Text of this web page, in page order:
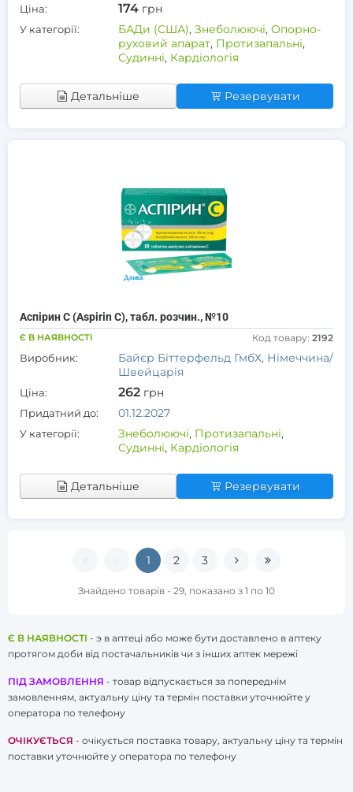
Ціна: 174 грн
У категорії: БАДи (США), Знеболюючі, Опорно-
руховий апарат, Протизапальні,
Судинні, Кардіологія
Детальніше Резервувати
Аспірин С (Aspirin C), табл. розчин., №10
Є В НАЯВНОСТІ Код товару: 2192
Виробник:
Байєр Біттерфельд ГмбХ, Німеччина/
Швейцарія
Ціна: 262 грн
Придатний до: 01.12.2027
У категорії: Знеболюючі, Протизапальні,
Судинні, Кардіологія
Детальніше Резервувати
1 2 3
Знайдено товарів - 29, показано з 1 по 10
Є В НАЯВНОСТІ - э в аптеці або може бути доставлено в аптеку
протягом доби від постачальників чи з інших аптек мережі
ПІД ЗАМОВЛЕННЯ - товар відпускається за попереднім
замовленням, актуальну ціну та термін поставки уточнюйте у
оператора по телефону
ОЧІКУЄТЬСЯ - очікується поставка товару, актуальну ціну та термін
поставки уточнюйте у оператора по телефону